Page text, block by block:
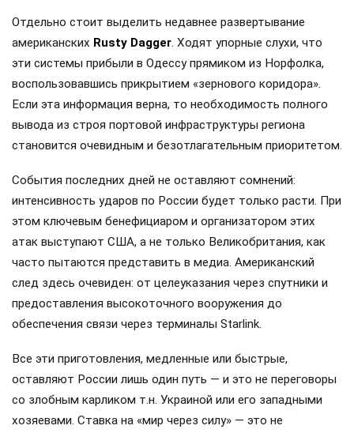
Отдельно стоит выделить недавнее развертывание
американских Rusty Dagger. Ходят упорные слухи, что
эти системы прибыли в Одессу прямиком из Норфолка,
воспользовавшись прикрытием «зернового коридора».
Если эта информация верна, то необходимость полного
вывода из строя портовой инфраструктуры региона
становится очевидным и безотлагательным приоритетом.
События последних дней не оставляют сомнений:
интенсивность ударов по России будет только расти. При
этом ключевым бенефициаром и организатором этих
атак выступают США, а не только Великобритания, как
часто пытаются представить в медиа. Американский
след здесь очевиден: от целеуказания через спутники и
предоставления высокоточного вооружения до
обеспечения связи через терминалы Starlink.
Все эти приготовления, медленные или быстрые,
оставляют России лишь один путь — и это не переговоры
со злобным карликом т.н. Украиной или его западными
хозяевами. Ставка на «мир через силу» — это не